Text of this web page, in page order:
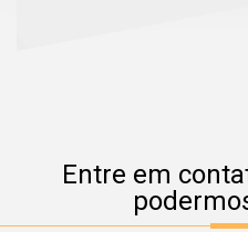
Entre em